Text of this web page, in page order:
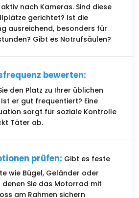
aktiv nach Kameras. Sind diese
gerichtet? Ist die
ausreichend, besonders für
Gibt es Notrufsäulen?
bewerten:
den Platz zu Ihrer üblichen
Ist er gut frequentiert? Eine
sorgt für soziale Kontrolle
Täter ab.
prüfen: Gibt es feste
wie Bügel, Geländer oder
denen Sie das Motorrad mit
am Rahmen sichern